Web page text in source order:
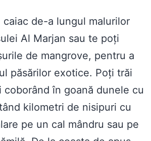
caiac de-a lungul malurilor
Al Marjan sau te poți
de mangrove, pentru a
păsărilor exotice. Poți trăi
în goană dunele cu
kilometri de nisipuri cu
pe un cal mândru sau pe